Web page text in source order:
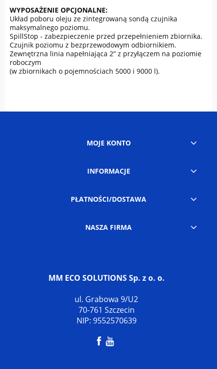
WYPOSAŻENIE OPCJONALNE:
Układ poboru oleju ze zintegrowaną sondą czujnika
maksymalnego poziomu.
SpillStop - zabezpieczenie przed przepełnieniem zbiornika.
Czujnik poziomu z bezprzewodowym odbiornikiem.
Zewnętrzna linia napełniająca 2” z przyłączem na poziomie
roboczym
(w zbiornikach o pojemnościach 5000 i 9000 l).
MOJE KONTO
INFORMACJE
PŁATNOŚCI/DOSTAWA
NASZA FIRMA
MM ECO SOLUTIONS Sp. z o. o.
ul. Grabowa 9/U2
70-761 Szczecin
NIP: 9552570639